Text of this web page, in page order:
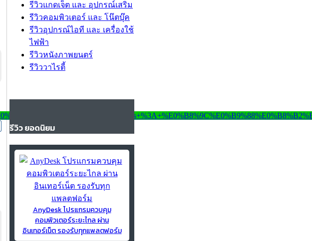
รีวิวแกดเจ็ต และ อุปกรณ์เสริม
รีวิวคอมพิวเตอร์ และ โน๊ตบุ๊ค
รีวิวอุปกรณ์ไอที และ เครื่องใช้
ไฟฟ้า
รีวิวหนังภาพยนตร์
รีวิววาไรตี้
รีวิว ยอดนิยม
AnyDesk โปรแกรมควบคุม
คอมพิวเตอร์ระยะไกล ผ่าน
อินเทอร์เน็ต รองรับทุกแพลตฟอร์ม